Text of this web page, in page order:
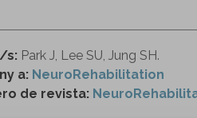
s: Park J, Lee SU, Jung SH.
a: NeuroRehabilitation
de revista: